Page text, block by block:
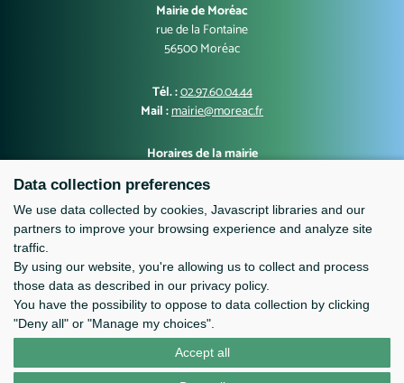
Mairie de Moréac
rue de la Fontaine
56500 Moréac
Tél. :02.97.60.04.44
Mail :mairie@moreac.fr
Horaires de la mairie
Mardi : 10h00-12h30 et 13h30-17h00
Samedi : 9h-12h
Data collection preferences
We use data collected by cookies, Javascript libraries and our
partners to improve your browsing experience and analyze site
traffic.
By using our website, you're allowing us to collect and process
those data as described in our privacy policy.
You have the possibility to oppose to data collection by clicking
"Deny all" or "Manage my choices".
Accept all